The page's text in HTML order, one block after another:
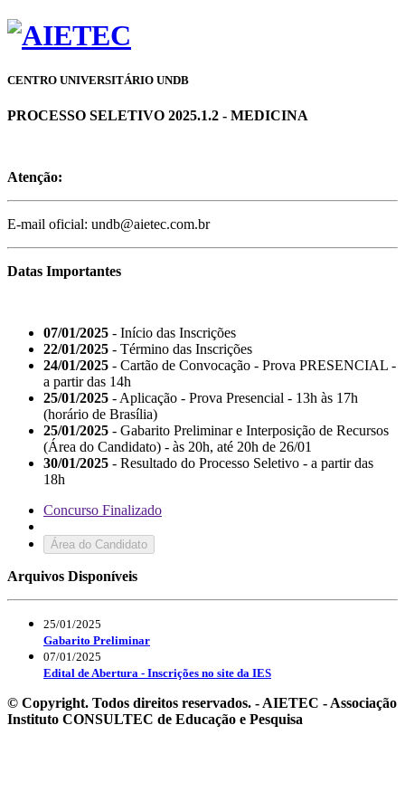
CENTRO UNIVERSITÁRIO UNDB
PROCESSO SELETIVO 2025.1.2 - MEDICINA
Atenção:
E-mail oficial: undb@aietec.com.br
Datas Importantes
07/01/2025 - Início das Inscrições
22/01/2025 - Término das Inscrições
24/01/2025 - Cartão de Convocação - Prova PRESENCIAL -
a partir das 14h
25/01/2025 - Aplicação - Prova Presencial - 13h às 17h
(horário de Brasília)
25/01/2025 - Gabarito Preliminar e Interposição de Recursos
(Área do Candidato) - às 20h, até 20h de 26/01
30/01/2025 - Resultado do Processo Seletivo - a partir das
18h
Concurso Finalizado
Área do Candidato
Arquivos Disponíveis
25/01/2025
Gabarito Preliminar
07/01/2025
Edital de Abertura - Inscrições no site da IES
© Copyright. Todos direitos reservados. - AIETEC - Associação
Instituto CONSULTEC de Educação e Pesquisa